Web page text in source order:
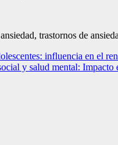
trastornos de
influencia en el
y salud mental: Impacto